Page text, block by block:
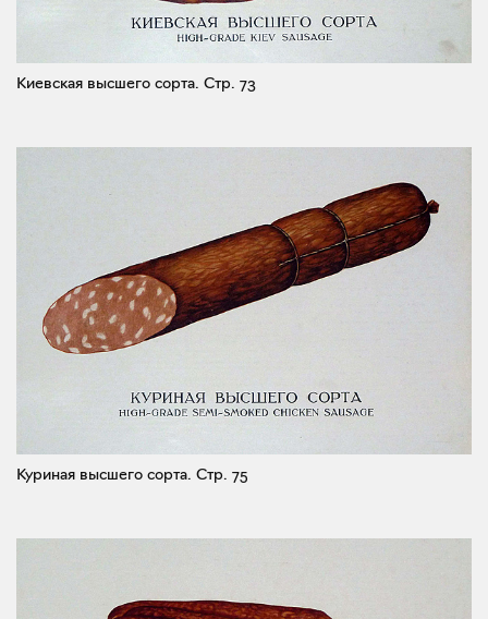
Киевская высшего сорта. Стр. 73
Куриная высшего сорта. Стр. 75